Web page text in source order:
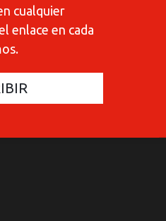
420
cualquier
enlace en cada